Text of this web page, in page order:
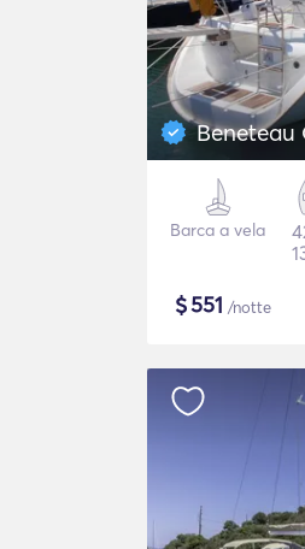
Beneteau
Barca a vela
$551 /notte